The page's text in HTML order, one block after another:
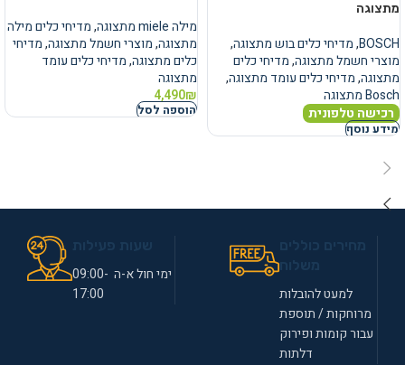
מתצוגה
BOSCH
,מדיחי כלים בוש מתצוגה,
מוצרי חשמל מתצוגה,מדיחי כלים
מתצוגה,מדיחי כלים עומד מתצוגה,
Bosch מתצוגה
רכישה טלפונית
מידע נוסף
מילה miele מתצוגה ,מדיחי כלים מילה
מתצוגה,מוצרי חשמל מתצוגה,מדיחי
כלים מתצוגה,מדיחי כלים עומד
מתצוגה
4,490₪
הוספה לסל
למעט להובלות
מרוחקות / תוספת
עבור קומות ופירוק
דלתות
ימי חול א-ה 09:00-
17:00